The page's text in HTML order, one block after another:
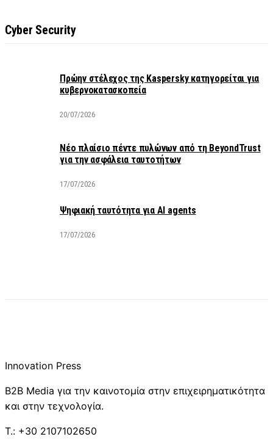
Cyber Security
Πρώην στέλεχος της Kaspersky κατηγορείται για
κυβερνοκατασκοπεία
20/07/2026
Νέο πλαίσιο πέντε πυλώνων από τη BeyondTrust
για την ασφάλεια ταυτοτήτων
17/07/2026
Ψηφιακή ταυτότητα για AI agents
17/07/2026
Innovation Press
B2B Media για την καινοτομία στην επιχειρηματικότητα
και στην τεχνολογία.
T.: +30 2107102650